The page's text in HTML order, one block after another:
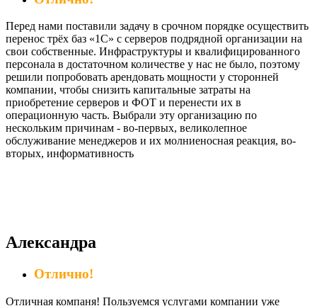
Перед нами поставили задачу в срочном порядке осуществить
перенос трёх баз «1С» с серверов подрядной организации на
свои собственные. Инфраструктуры и квалифицированного
персонала в достаточном количестве у нас не было, поэтому
решили попробовать арендовать мощности у сторонней
компании, чтобы снизить капитальные затраты на
приобретение серверов и ФОТ и перенести их в
операционную часть. Выбрали эту организацию по
нескольким причинам - во-первых, великолепное
обслуживание менеджеров и их молниеносная реакция, во-
вторых, информативность
Александра
Отлично!
Отличная компаня! Пользуемся услугами компании уже